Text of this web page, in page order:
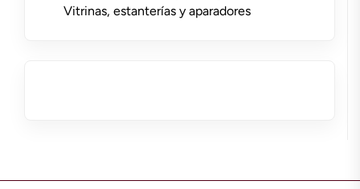
Vitrinas, estanterías y aparadores